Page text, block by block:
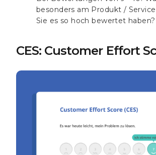
besonders am Produkt /
Sie es so hoch bewertet haben?
CES: Customer Effort